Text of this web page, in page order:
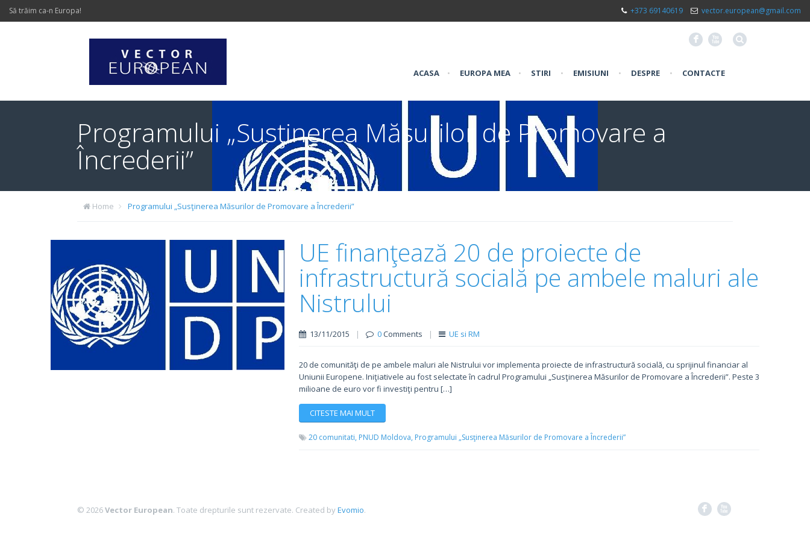
Să trăim ca-n Europa! +373 69140619 vector.european@gmail.com
F X
ACASA • EUROPA MEA • STIRI • EMISIUNI • DESPRE • CONTACTE
Programului „Susţinerea Măsurilor de Promovare a
Încrederii”
Home Programului „Susţinerea Măsurilor de Promovare a Încrederii”
UE finanţează 20 de proiecte de
infrastructură socială pe ambele maluri ale
Nistrului
13/11/2015 | 0Comments | UE si RM
20 de comunităţi de pe ambele maluri ale Nistrului vor implementa proiecte de infrastructură socială, cu sprijinul financiar al
Uniunii Europene. Iniţiativele au fost selectate în cadrul Programului „Susţinerea Măsurilor de Promovare a Încrederii”. Peste 3
milioane de euro vor fi investiţi pentru […]
CITESTE MAI MULT
20 comunitati, PNUD Moldova, Programului „Susţinerea Măsurilor de Promovare a Încrederii”
© 2026Vector European. Toate drepturile sunt rezervate. Created byEvomio. F X